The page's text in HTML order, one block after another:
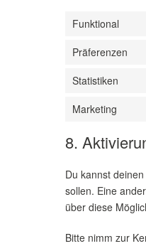
Funktional
Präferenzen
Statistiken
Marketing
8.
Du kannst
sollen. Eine
über diese
Bitte nimm zur